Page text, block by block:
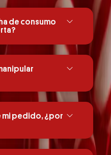
de consumo
mi pedido, ¿por